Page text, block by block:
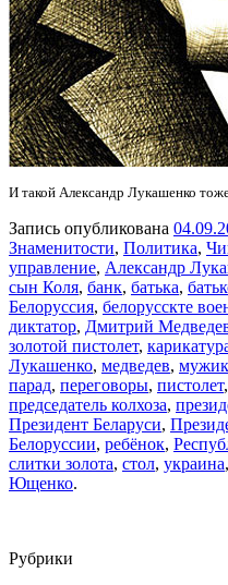
И такой Александр Лукашенко
Запись опубликована
Знаменитости, Политика,
управление, Александр
сын Коля, банк, батька,
Белоруссия, белорусскте
диктатор, Дмитрий
золотой пистолет,
Лукашенко, медведев, мужик
парад, переговоры, пистолет,
председатель колхоза,
Президент Беларуси,
Белоруссии, ребёнок,
слитки золота, стол, украина,
Ющенко.
Рубрики